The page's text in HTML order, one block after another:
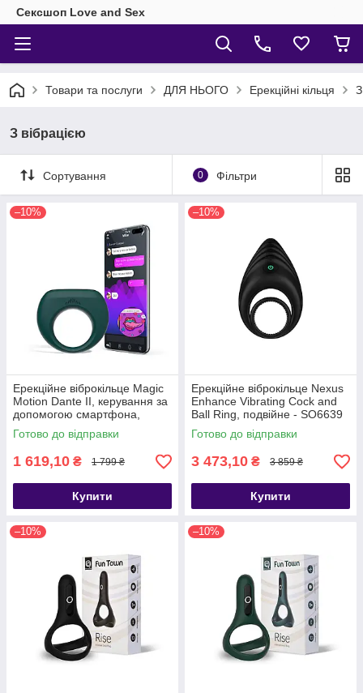
Сексшоп Love and Sex
Товари та послуги ДЛЯ НЬОГО Ерекційні кільця
З вібрацією
Сортування 0 Фільтри
–10%
Ерекційне віброкільце Magic
Motion Dante II, керування за
допомогою смартфона,
Зелений - SO5743
Готово до відправки
1 619,10 ₴ 1 799 ₴
Купити
–10%
Ерекційне віброкільце Nexus
Enhance Vibrating Cock and
Ball Ring, подвійне - SO6639
Готово до відправки
3 473,10 ₴ 3 859 ₴
Купити
–10% –10%